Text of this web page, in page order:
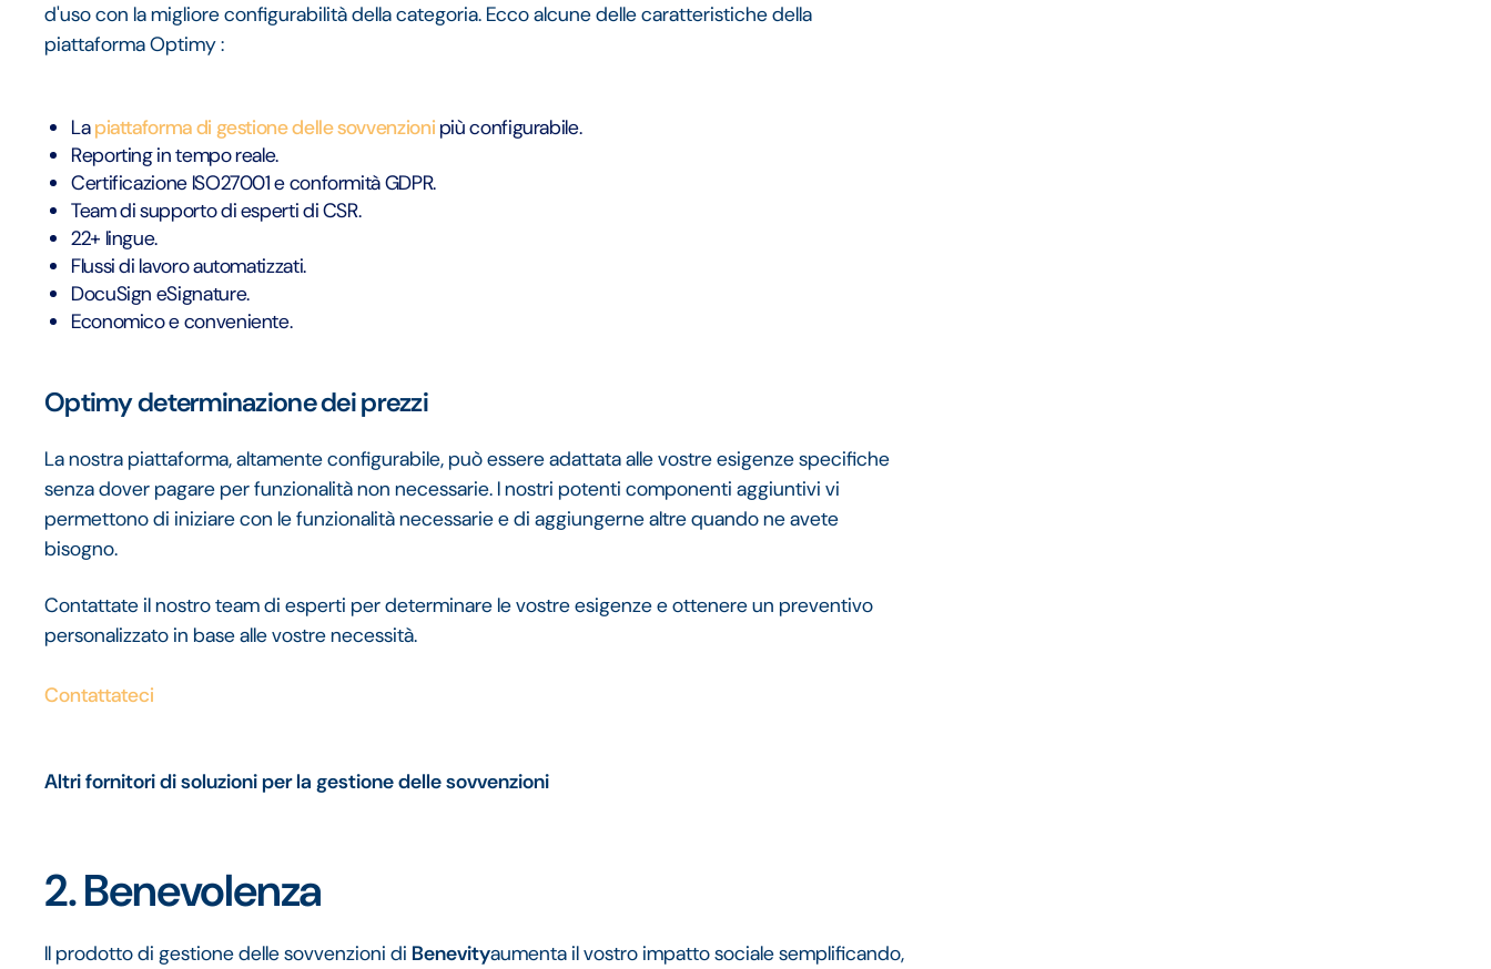
d'uso con la migliore configurabilità della categoria. Ecco alcune delle caratteristiche della
piattaforma Optimy :
Lapiattaforma di gestione delle sovvenzioni più configurabile.
Reporting in tempo reale.
Certificazione ISO27001 e conformità GDPR.
Team di supporto di esperti di CSR.
22+ lingue.
Flussi di lavoro automatizzati.
DocuSign eSignature.
Economico e conveniente.
Optimy determinazione dei prezzi
La nostra piattaforma, altamente configurabile, può essere adattata alle vostre esigenze specifiche
senza dover pagare per funzionalità non necessarie. I nostri potenti componenti aggiuntivi vi
permettono di iniziare con le funzionalità necessarie e di aggiungerne altre quando ne avete
bisogno.
Contattate il nostro team di esperti per determinare le vostre esigenze e ottenere un preventivo
personalizzato in base alle vostre necessità.
Contattateci
Altri fornitori di soluzioni per la gestione delle sovvenzioni‍
2. Benevolenza
Il prodotto di gestione delle sovvenzioni di Benevityaumenta il vostro impatto sociale semplificando,